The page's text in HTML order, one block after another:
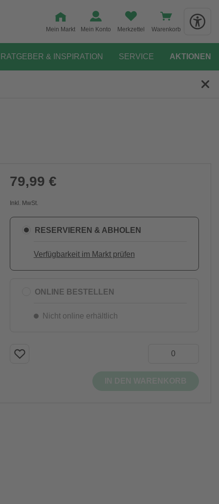
Mein Markt Mein Konto Merkzettel Warenkorb
RATGEBER & INSPIRATION SERVICE AKTIONEN
79,99 €
Inkl. MwSt.
RESERVIEREN & ABHOLEN
Verfügbarkeit im Markt prüfen
ONLINE BESTELLEN
Nicht online erhältlich